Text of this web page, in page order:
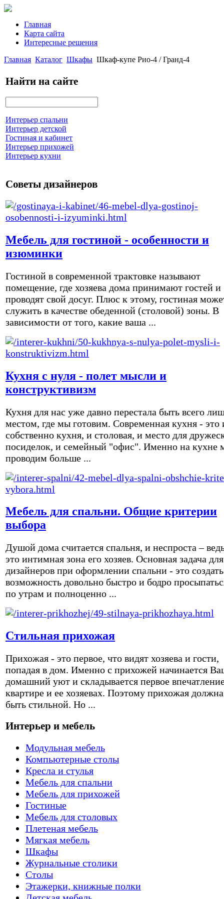
Главная
Карта сайта
Интересные решения
Главная Каталог Шкафы Шкаф-купе Рио-4 / Гранд-4
Найти на сайте
Интерьер спальни
Интерьер детской
Гостиная и кабинет
Интерьер прихожей
Интерьер кухни
Советы дизайнеров
Мебель для гостиной - особенности и
изюминки
Гостиной в современной трактовке называют
помещение, где хозяева дома принимают гостей и
проводят свой досуг. Плюс к этому, гостиная
служить в качестве обеденной (столовой) зоны. В
зависимости от того, какие ваша ...
Кухня с нуля - полет мысли и
конструктивизм
Кухня для нас уже давно перестала быть всего
местом, где мы готовим. Современная кухня - это
собственно кухня, и столовая, и место для
посиделок, и семейный "офис". Именно на кухне
проводим больше ...
Мебель для спальни. Общие критерии
выбора
Душой дома считается спальня, и неспроста –
это интимная зона его хозяев. Основная задача для
дизайнеров при оформлении спальни - это создать
возможность довольно быстро и бодро
по утрам и полноценно ...
Стильная прихожая
Прихожая - это первое, что видят хозяева и гости,
попадая в дом. Именно с прихожей начинается
домашний уют и складывается первое
квартире и ее хозяевах. Поэтому прихожая должна
быть стильной. Но ...
Интерьер и мебель
Модульная мебель
Компьютерные столы
Кресла и стулья
Мебель для спальни
Мебель для прихожей
Гостиные
Мебель для столовых
Плетеная мебель
Мягкая мебель
Шкафы
Журнальные столики
Столы
Этажерки, книжные полки